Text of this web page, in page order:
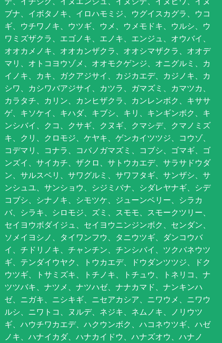
ブナ、イボタノキ、イロハモミジ、ウグイスカグラ、ウコ
ギ、ウチワノキ、ウツギ、ウメ、ウメモドキ、ウルシ、ウ
ワミズザクラ、エゴノキ、エノキ、エンジュ、オウバイ、
オオカメノキ、オオカンザクラ、オオシマザクラ、オオデ
マリ、オトコヨウゾメ、オオモクゲンジ、オニグルミ、カ
イノキ、カキ、ガクアジサイ、カジカエデ、カジノキ、カ
シワ、カシワバアジサイ、カツラ、ガマズミ、カマツカ、
カラタチ、カリン、カンヒザクラ、カンレンボク、キササ
ゲ、キソケイ、キハダ、キブシ、キリ、キンギンボク、キ
ンシバイ、クコ、クサギ、クヌギ、クマシデ、クマノミズ
キ、クリ、クロモジ、ケヤキ、ゲンカイツツジ、コウゾ、
コデマリ、コナラ、コバノガマズミ、コブシ、ゴマギ、ゴ
ンズイ、サイカチ、ザクロ、サトウカエデ、サラサドウダ
ン、サルスベリ、サワグルミ、サワフタギ、サンザシ、サ
ンシュユ、サンショウ、シジミバナ、シダレヤナギ、シデ
コブシ、シナノキ、シモツケ、ジューンベリー、シラカ
バ、シラキ、シロモジ、ズミ、スモモ、スモークツリー、
セイヨウボダイジュ、セイヨウニンジンボク、センダン、
ソメイヨシノ、タイワンフウ、タニウツギ、ダンコウバ
イ、チドリノキ、チャンチン、チンシバイ、ツクバネウツ
ギ、テンダイウヤク、トウカエデ、ドウダンツツジ、ドク
ウツギ、トサミズキ、トチノキ、トチュウ、トネリコ、ナ
ツツバキ、ナツメ、ナツハゼ、ナナカマド、ナンキンハ
ゼ、ニガキ、ニシキギ、ニセアカシア、ニワウメ、ニワウ
ルシ、ニワトコ、ヌルデ、ネジキ、ネムノキ、ノリウツ
ギ、ハウチワカエデ、ハクウンボク、ハコネウツギ、ハゼ
ノキ、ハナイカダ、ハナカイドウ、ハナズオウ、ハナノ